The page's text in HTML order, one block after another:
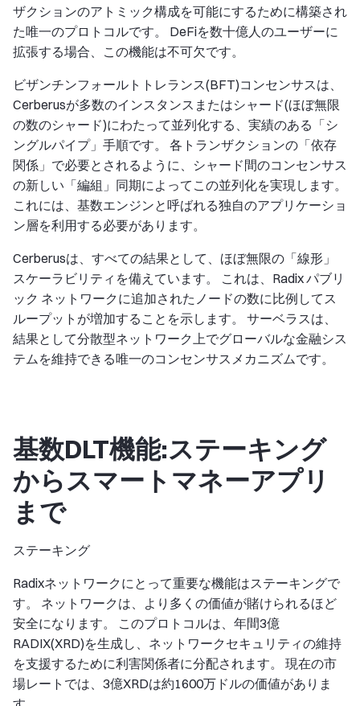
ザクションのアトミック構成を可能にするために構築され
た唯一のプロトコルです。 DeFiを数十億人のユーザーに
拡張する場合、この機能は不可欠です。
ビザンチンフォールトトレランス(BFT)コンセンサスは、
Cerberusが多数のインスタンスまたはシャード(ほぼ無限
の数のシャード)にわたって並列化する、実績のある「シ
ングルパイプ」手順です。 各トランザクションの「依存
関係」で必要とされるように、シャード間のコンセンサス
の新しい「編組」同期によってこの並列化を実現します。
これには、基数エンジンと呼ばれる独自のアプリケーショ
ン層を利用する必要があります。
Cerberusは、すべての結果として、ほぼ無限の「線形」
スケーラビリティを備えています。 これは、Radix パブリ
ック ネットワークに追加されたノードの数に比例してス
ループットが増加することを示します。 サーベラスは、
結果として分散型ネットワーク上でグローバルな金融シス
テムを維持できる唯一のコンセンサスメカニズムです。
基数DLT機能:ステーキング
からスマートマネーアプリ
まで
ステーキング
Radixネットワークにとって重要な機能はステーキングで
す。 ネットワークは、より多くの価値が賭けられるほど
安全になります。 このプロトコルは、年間3億
RADIX(XRD)を生成し、ネットワークセキュリティの維持
を支援するために利害関係者に分配されます。 現在の市
場レートでは、3億XRDは約1600万ドルの価値がありま